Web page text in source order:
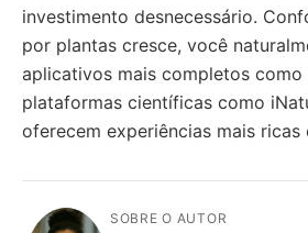
investimento desnecessário.
por plantas cresce, você
aplicativos mais completos como
plataformas científicas como
oferecem experiências mais ricas
SOBRE O AUTOR